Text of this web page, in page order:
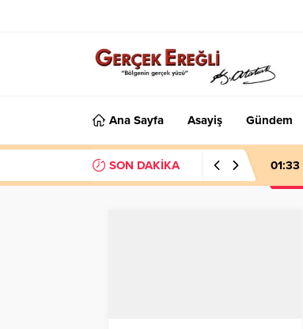
Ana Sayfa Asayiş Gündem
SON DAKİKA 01:33